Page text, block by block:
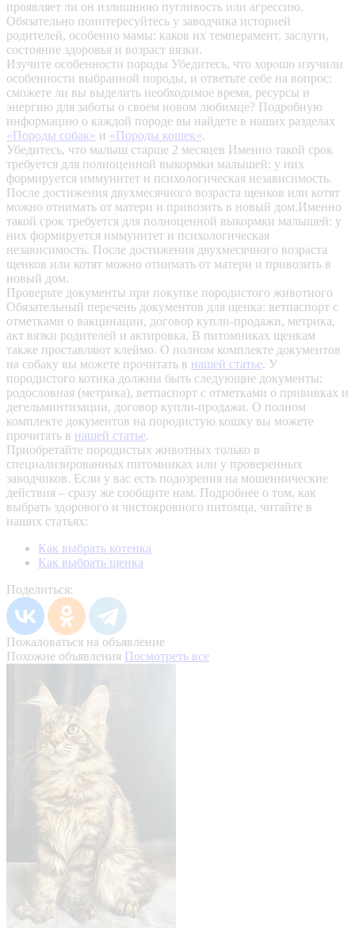
проявляет ли он излишнюю пугливость или агрессию.
Обязательно поинтересуйтесь у заводчика историей
родителей, особенно мамы: каков их темперамент, заслуги,
состояние здоровья и возраст вязки.
Изучите особенности породы Убедитесь, что хорошо изучили
особенности выбранной породы, и ответьте себе на вопрос:
сможете ли вы выделить необходимое время, ресурсы и
энергию для заботы о своем новом любимце? Подробную
информацию о каждой породе вы найдете в наших разделах
«Породы собак» и «Породы кошек».
Убедитесь, что малыш старше 2 месяцев Именно такой срок
требуется для полноценной выкормки малышей: у них
формируется иммунитет и психологическая независимость.
После достижения двухмесячного возраста щенков или котят
можно отнимать от матери и привозить в новый дом.Именно
такой срок требуется для полноценной выкормки малышей: у
них формируется иммунитет и психологическая
независимость. После достижения двухмесячного возраста
щенков или котят можно отнимать от матери и привозить в
новый дом.
Проверьте документы при покупке породистого животного
Обязательный перечень документов для щенка: ветпаспорт с
отметками о вакцинации, договор купли-продажи, метрика,
акт вязки родителей и актировка. В питомниках щенкам
также проставляют клеймо. О полном комплекте документов
на собаку вы можете прочитать в нашей статье. У
породистого котика должны быть следующие документы:
родословная (метрика), ветпаспорт с отметками о прививках и
дегельминтизации, договор купли-продажи. О полном
комплекте документов на породистую кошку вы можете
прочитать в нашей статье.
Приобретайте породистых животных только в
специализированных питомниках или у проверенных
заводчиков. Если у вас есть подозрения на мошеннические
действия – сразу же сообщите нам. Подробнее о том, как
выбрать здорового и чистокровного питомца, читайте в
наших статьях:
Как выбрать котенка
Как выбрать щенка
Поделиться:
Пожаловаться на объявление
Похожие объявления Посмотреть все